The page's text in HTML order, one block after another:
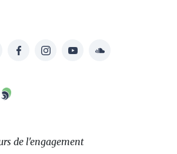
FacebookInstagramYouTubeSoundcloud
de l'engagement